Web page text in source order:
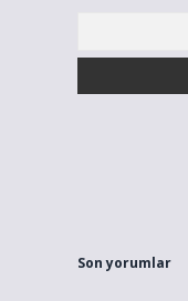
Son yorumlar